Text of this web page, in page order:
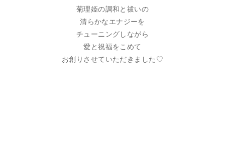
菊理姫の調和と祓いの
清らかなエナジーを
チューニングしながら
愛と祝福をこめて
お創りさせていただきました♡